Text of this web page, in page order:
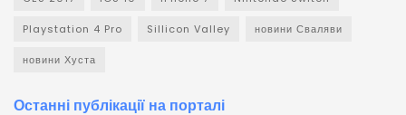
Playstation 4 Pro Sillicon Valley новини Сваляви
новини Хуста
Останні публікації на порталі